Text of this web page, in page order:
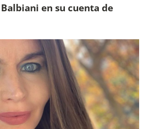
en su cuenta de